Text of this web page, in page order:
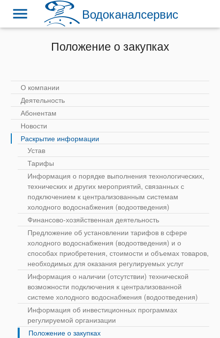
Водоканалсервис
menu
Положение о закупках
О компании
Деятельность
Абонентам
Новости
Раскрытие информации
Устав
Тарифы
Информация о порядке выполнения технологических,
технических и других мероприятий, связанных с
подключением к централизованным системам
холодного водоснабжения (водоотведения)
Финансово-хозяйственная деятельность
Предложение об установлении тарифов в сфере
холодного водоснабжения (водоотведения) и о
способах приобретения, стоимости и объемах товаров,
необходимых для оказания регулируемых услуг
Информация о наличии (отсутствии) технической
возможности подключения к централизованной
системе холодного водоснабжения (водоотведения)
Информация об инвестиционных программах
регулируемой организации
Положение о закупках